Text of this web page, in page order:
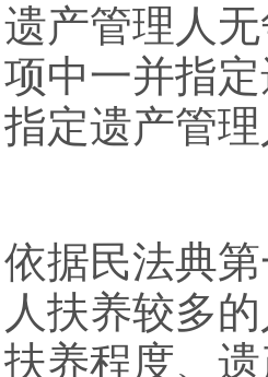
遗产管理人
项中一并指
指定遗产管
依据民法典
人扶养较多
扶养程度、